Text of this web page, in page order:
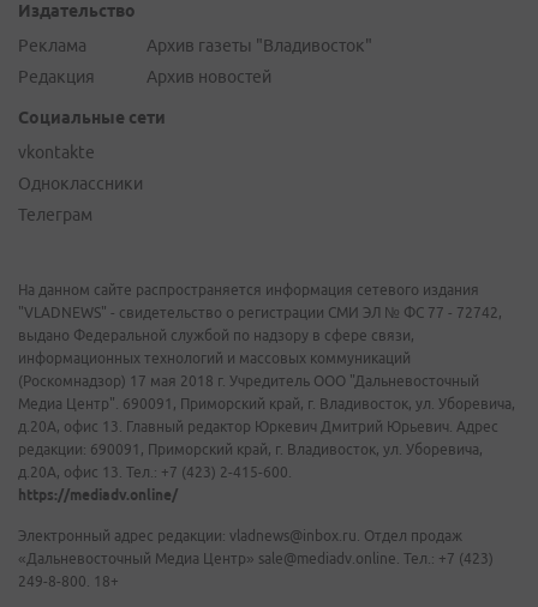
Издательство
Реклама
Редакция
Архив газеты "Владивосток"
Архив новостей
Социальные сети
vkontakte
Одноклассники
Телеграм
На данном сайте распространяется информация сетевого издания
"VLADNEWS" - свидетельство о регистрации СМИ ЭЛ № ФС 77 - 72742,
выдано Федеральной службой по надзору в сфере связи,
информационных технологий и массовых коммуникаций
(Роскомнадзор) 17 мая 2018 г. Учредитель ООО "Дальневосточный
Медиа Центр". 690091, Приморский край, г. Владивосток, ул. Уборевича,
д.20А, офис 13. Главный редактор Юркевич Дмитрий Юрьевич. Адрес
редакции: 690091, Приморский край, г. Владивосток, ул. Уборевича,
д.20А, офис 13. Тел.: +7 (423) 2-415-600.
https://mediadv.online/
Электронный адрес редакции: vladnews@inbox.ru. Отдел продаж
«Дальневосточный Медиа Центр» sale@mediadv.online. Тел.: +7 (423)
249-8-800. 18+